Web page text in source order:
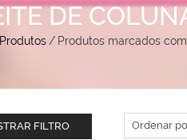
DE
Produtos / Produtos marcados
FILTRO